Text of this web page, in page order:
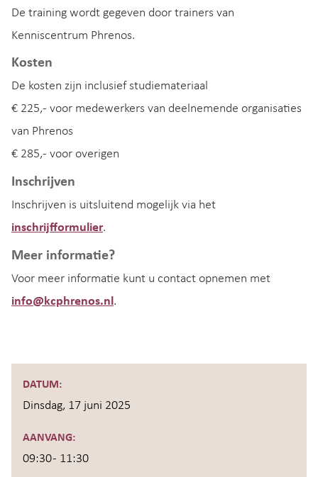
De training wordt gegeven door trainers van
Kenniscentrum Phrenos.
Kosten
De kosten zijn inclusief studiemateriaal
€ 225,- voor medewerkers van deelnemende organisaties
van Phrenos
€ 285,- voor overigen
Inschrijven
Inschrijven is uitsluitend mogelijk via het
inschrijfformulier.
Meer informatie?
Voor meer informatie kunt u contact opnemen met
info@kcphrenos.nl.
DATUM:
Dinsdag, 17 juni 2025
AANVANG:
09:30 - 11:30